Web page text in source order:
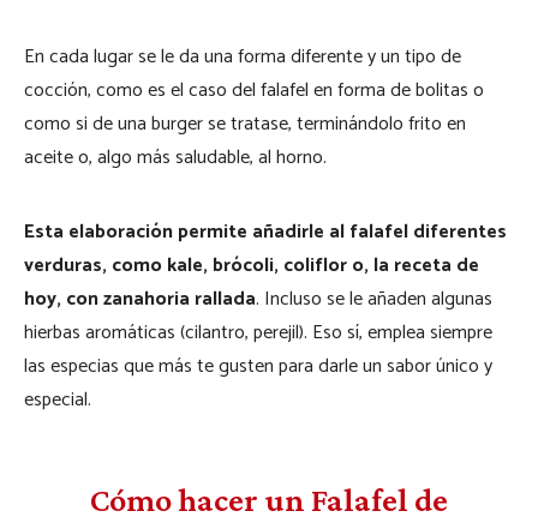
En cada lugar se le da una forma diferente y un tipo de
cocción, como es el caso del falafel en forma de bolitas o
como si de una burger se tratase, terminándolo frito en
aceite o, algo más saludable, al horno.
Esta elaboración permite añadirle al falafel diferentes
verduras, como kale, brócoli, coliflor o, la receta de
hoy, con zanahoria rallada. Incluso se le añaden algunas
hierbas aromáticas (cilantro, perejil). Eso sí, emplea siempre
las especias que más te gusten para darle un sabor único y
especial.
Cómo hacer un Falafel de